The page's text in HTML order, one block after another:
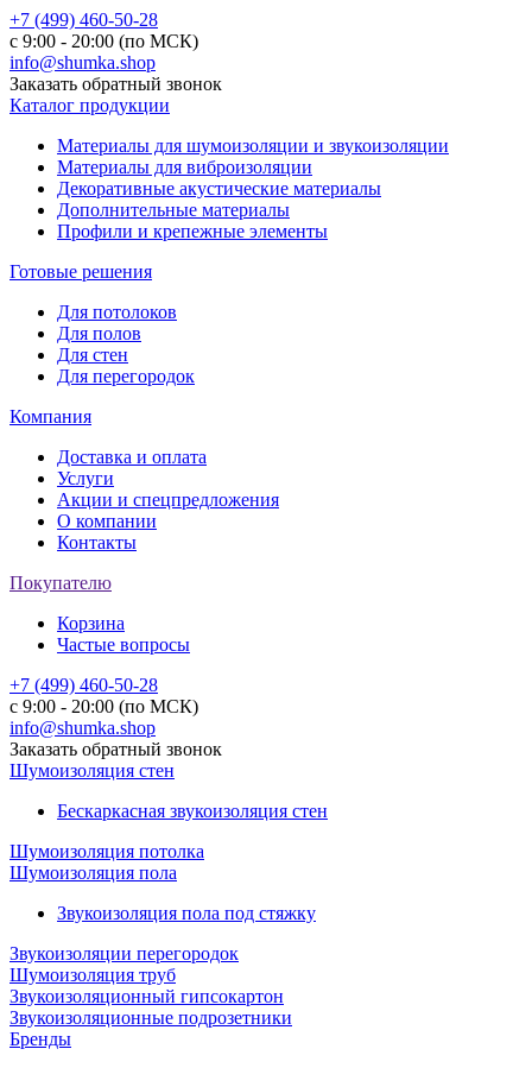
+7 (499) 460-50-28
с 9:00 - 20:00 (по МСК)
info@shumka.shop
Заказать обратный звонок
Каталог продукции
Материалы для шумоизоляции и звукоизоляции
Материалы для виброизоляции
Декоративные акустические материалы
Дополнительные материалы
Профили и крепежные элементы
Готовые решения
Для потолоков
Для полов
Для стен
Для перегородок
Компания
Доставка и оплата
Услуги
Акции и спецпредложения
О компании
Контакты
Покупателю
Корзина
Частые вопросы
+7 (499) 460-50-28
с 9:00 - 20:00 (по МСК)
info@shumka.shop
Заказать обратный звонок
Шумоизоляция стен
Бескаркасная звукоизоляция стен
Шумоизоляция потолка
Шумоизоляция пола
Звукоизоляция пола под стяжку
Звукоизоляции перегородок
Шумоизоляция труб
Звукоизоляционный гипсокартон
Звукоизоляционные подрозетники
Бренды